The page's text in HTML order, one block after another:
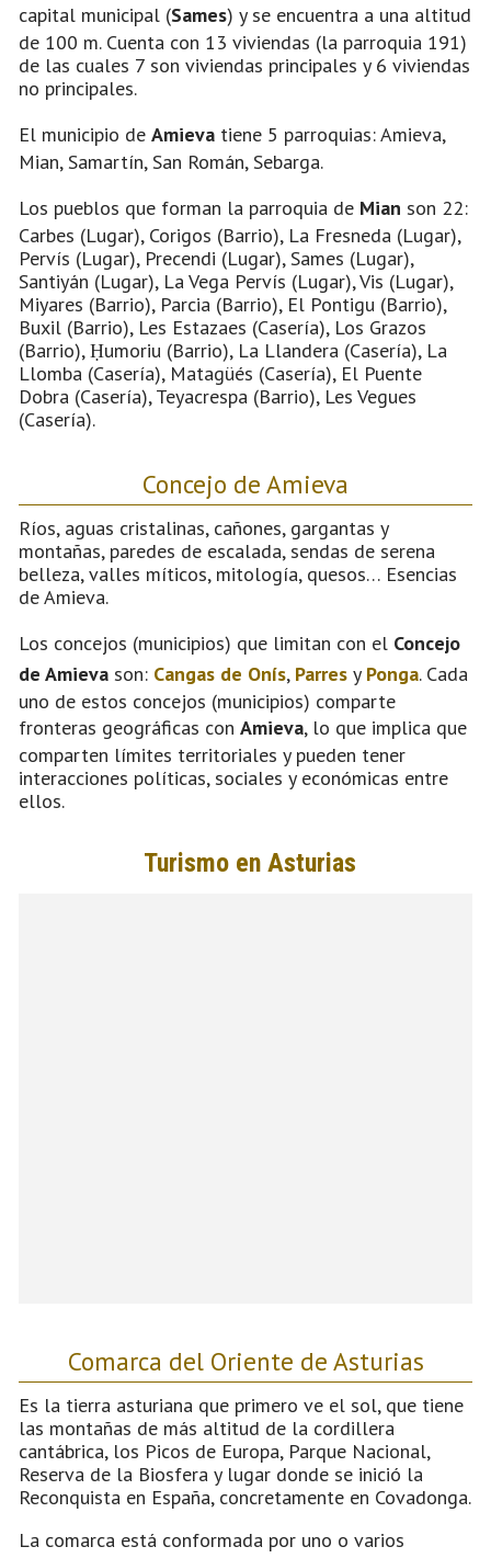
capital municipal (Sames) y se encuentra a una altitud
de 100 m. Cuenta con 13 viviendas (la parroquia 191)
de las cuales 7 son viviendas principales y 6 viviendas
no principales.
El municipio de Amieva tiene 5 parroquias: Amieva,
Mian, Samartín, San Román, Sebarga.
Los pueblos que forman la parroquia de Mian son 22:
Carbes (Lugar), Corigos (Barrio), La Fresneda (Lugar),
Pervís (Lugar), Precendi (Lugar), Sames (Lugar),
Santiyán (Lugar), La Vega Pervís (Lugar), Vis (Lugar),
Miyares (Barrio), Parcia (Barrio), El Pontigu (Barrio),
Buxil (Barrio), Les Estazaes (Casería), Los Grazos
(Barrio), Ḥumoriu (Barrio), La Llandera (Casería), La
Llomba (Casería), Matagüés (Casería), El Puente
Dobra (Casería), Teyacrespa (Barrio), Les Vegues
(Casería).
Concejo de Amieva
Ríos, aguas cristalinas, cañones, gargantas y
montañas, paredes de escalada, sendas de serena
belleza, valles míticos, mitología, quesos… Esencias
de Amieva.
Los concejos (municipios) que limitan con el Concejo
de Amieva son: Cangas de Onís, Parres y Ponga. Cada
uno de estos concejos (municipios) comparte
fronteras geográficas con Amieva, lo que implica que
comparten límites territoriales y pueden tener
interacciones políticas, sociales y económicas entre
ellos.
Comarca del Oriente de Asturias
Es la tierra asturiana que primero ve el sol, que tiene
las montañas de más altitud de la cordillera
cantábrica, los Picos de Europa, Parque Nacional,
Reserva de la Biosfera y lugar donde se inició la
Reconquista en España, concretamente en Covadonga.
La comarca está conformada por uno o varios